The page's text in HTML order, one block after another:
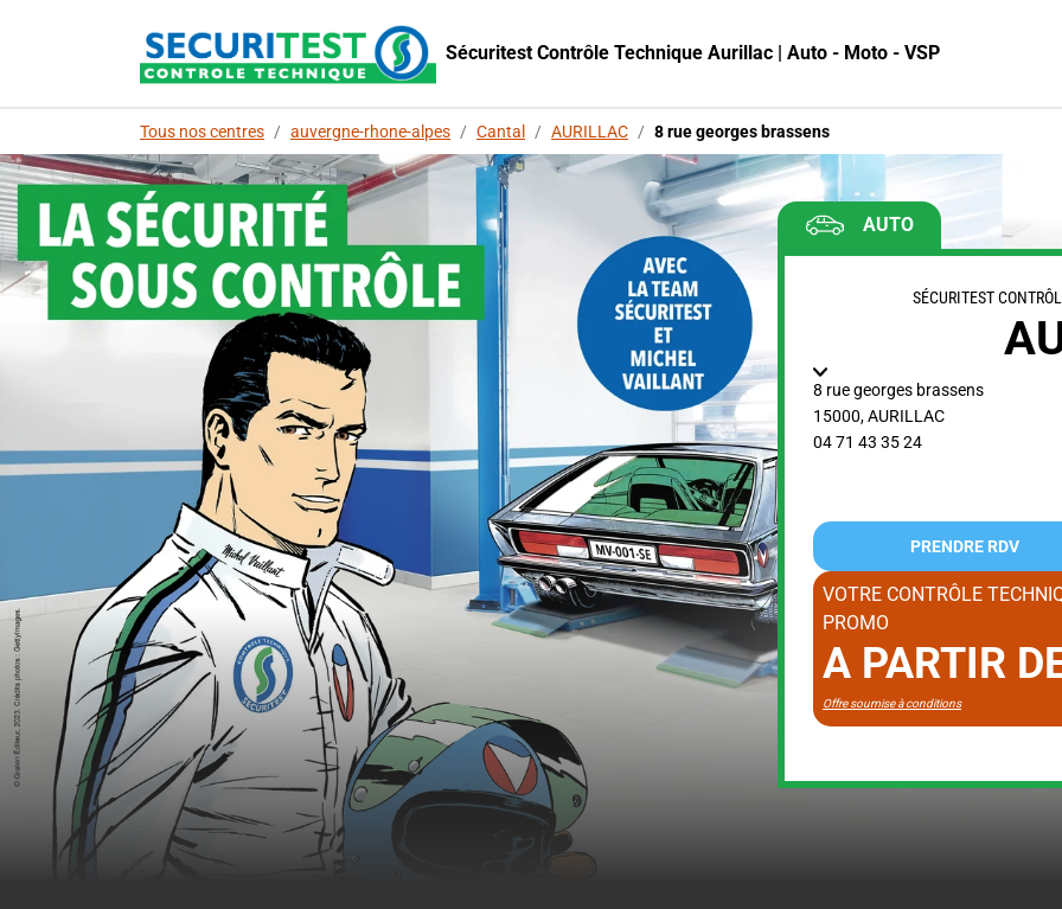
Sécuritest Contrôle Technique Aurillac | Auto - Moto - VSP
Tous nos centres / auvergne-rhone-alpes / Cantal / AURILLAC / 8 rue georges brassens
AUTO
SÉCURITEST
8 rue georges brassens
15000,AURILLAC
04 71 43 35 24
PRENDRE RDV
VOTRE CONTRÔLE
PROMO
A PARTIR
Offre soumise à conditions